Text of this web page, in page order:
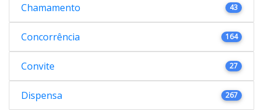
Chamamento 43
Concorrência 164
Convite 27
Dispensa 267